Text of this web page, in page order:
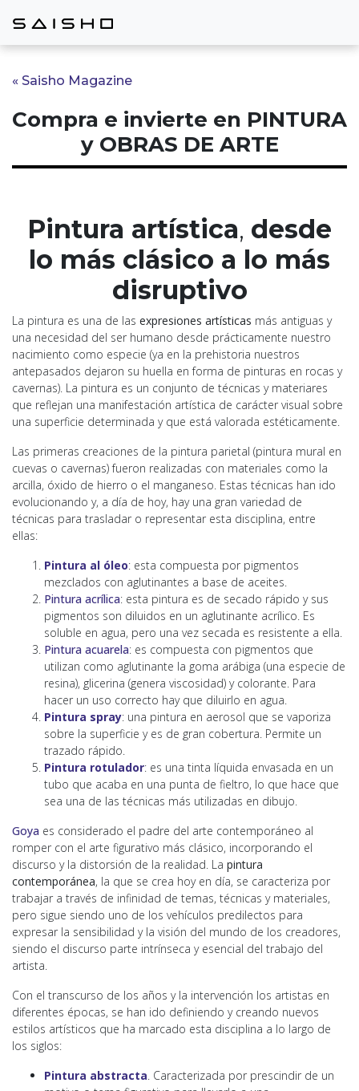
« Saisho Magazine
Compra e invierte en PINTURA
y OBRAS DE ARTE
Pintura artística, desde
lo más clásico a lo más
disruptivo
La pintura es una de las expresiones artísticas más antiguas y
una necesidad del ser humano desde prácticamente nuestro
nacimiento como especie (ya en la prehistoria nuestros
antepasados dejaron su huella en forma de pinturas en rocas y
cavernas). La pintura es un conjunto de técnicas y materiares
que reflejan una manifestación artística de carácter visual sobre
una superficie determinada y que está valorada estéticamente.
Las primeras creaciones de la pintura parietal (pintura mural en
cuevas o cavernas) fueron realizadas con materiales como la
arcilla, óxido de hierro o el manganeso. Estas técnicas han ido
evolucionando y, a día de hoy, hay una gran variedad de
técnicas para trasladar o representar esta disciplina, entre
ellas:
Pintura al óleo: esta compuesta por pigmentos
mezclados con aglutinantes a base de aceites.
Pintura acrílica: esta pintura es de secado rápido y sus
pigmentos son diluidos en un aglutinante acrílico. Es
soluble en agua, pero una vez secada es resistente a ella.
Pintura acuarela: es compuesta con pigmentos que
utilizan como aglutinante la goma arábiga (una especie de
resina), glicerina (genera viscosidad) y colorante. Para
hacer un uso correcto hay que diluirlo en agua.
Pintura spray: una pintura en aerosol que se vaporiza
sobre la superficie y es de gran cobertura. Permite un
trazado rápido.
Pintura rotulador: es una tinta líquida envasada en un
tubo que acaba en una punta de fieltro, lo que hace que
sea una de las técnicas más utilizadas en dibujo.
Goya es considerado el padre del arte contemporáneo al
romper con el arte figurativo más clásico, incorporando el
discurso y la distorsión de la realidad. La pintura
contemporánea, la que se crea hoy en día, se caracteriza por
trabajar a través de infinidad de temas, técnicas y materiales,
pero sigue siendo uno de los vehículos predilectos para
expresar la sensibilidad y la visión del mundo de los creadores,
siendo el discurso parte intrínseca y esencial del trabajo del
artista.
Con el transcurso de los años y la intervención los artistas en
diferentes épocas, se han ido definiendo y creando nuevos
estilos artísticos que ha marcado esta disciplina a lo largo de
los siglos:
Pintura abstracta. Caracterizada por prescindir de un